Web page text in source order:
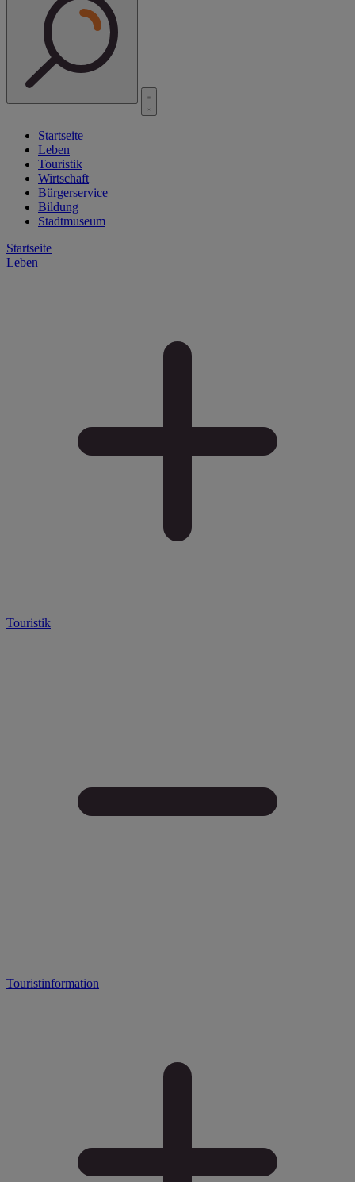
Startseite
Leben
Touristik
Wirtschaft
Bürgerservice
Bildung
Stadtmuseum
Startseite
Leben
Touristik
Touristinformation